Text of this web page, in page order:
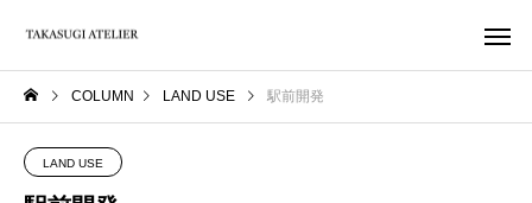
COLUMN LAND USE 駅前開発
LAND USE